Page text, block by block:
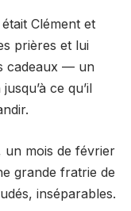
Clément et
prières et lui
cadeaux — un
ce qu’il
un mois de février
grande fratrie de
inséparables.